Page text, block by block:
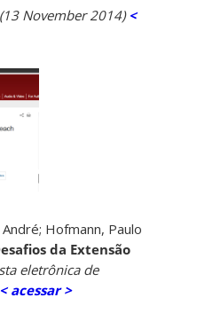
November 2014) <
Hofmann, Paulo
da Extensão
eletrônica de
< acessar >